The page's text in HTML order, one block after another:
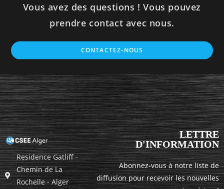
Vous avez des questions ! Vous pouvez
prendre contact avec nous.
CONTACTEZ-NOUS
Residence Gatliff -
Chemin de La
Rochelle - Alger
LETTRE
D'INFORMATION
Abonnez-vous à notre liste de
diffusion pour recevoir les nouvelles